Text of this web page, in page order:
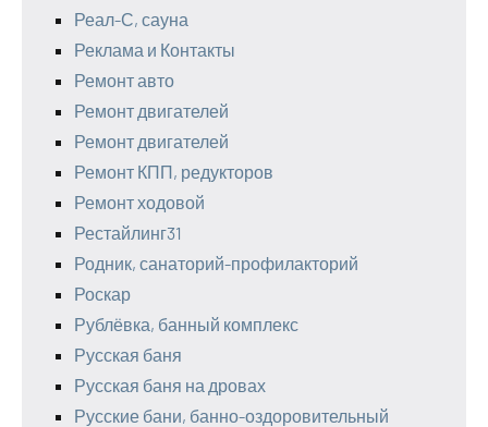
Реал-С, сауна
Реклама и Контакты
Ремонт авто
Ремонт двигателей
Ремонт двигателей
Ремонт КПП, редукторов
Ремонт ходовой
Рестайлинг31
Родник, санаторий-профилакторий
Роскар
Рублёвка, банный комплекс
Русская баня
Русская баня на дровах
Русские бани, банно-оздоровительный